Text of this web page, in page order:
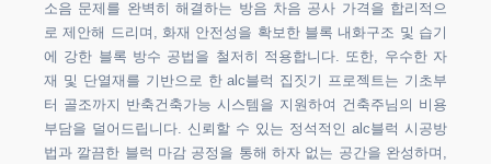
소음 문제를 완벽히 해결하는 방음 차음 공사 가격을 합리적으
로 제안해 드리며, 화재 안전성을 확보한 블록 내화구조 및 습기
에 강한 블록 방수 공법을 철저히 적용합니다. 또한, 우수한 자
재 및 단열재를 기반으로 한 alc블럭 집짓기 프로젝트는 기초부
터 골조까지 반축건축가능 시스템을 지원하여 건축주님의 비용
부담을 덜어드립니다. 신뢰할 수 있는 정석적인 alc블럭 시공방
법과 깔끔한 블럭 마감 공정을 통해 하자 없는 공간을 완성하며,